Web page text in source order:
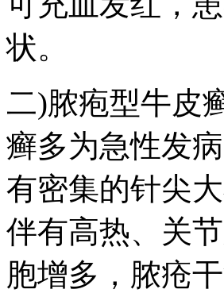
状。
二)脓疱型牛皮
癣多为急性发
有密集的针尖
伴有高热、关
胞增多，脓疮